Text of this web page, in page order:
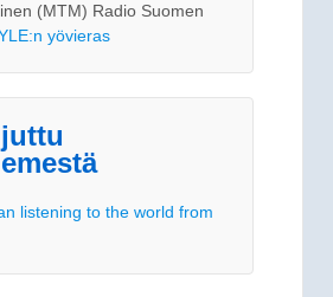
(MTM) Radio Suomen
yövieras
listening to the world from